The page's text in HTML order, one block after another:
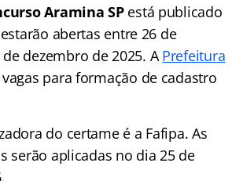
Aramina SPestá publicado
abertas entre 26 de
dezembro de 2025. APrefeitura
para formação de cadastro
do certame é a Fafipa. As
serão aplicadas no dia 25 de